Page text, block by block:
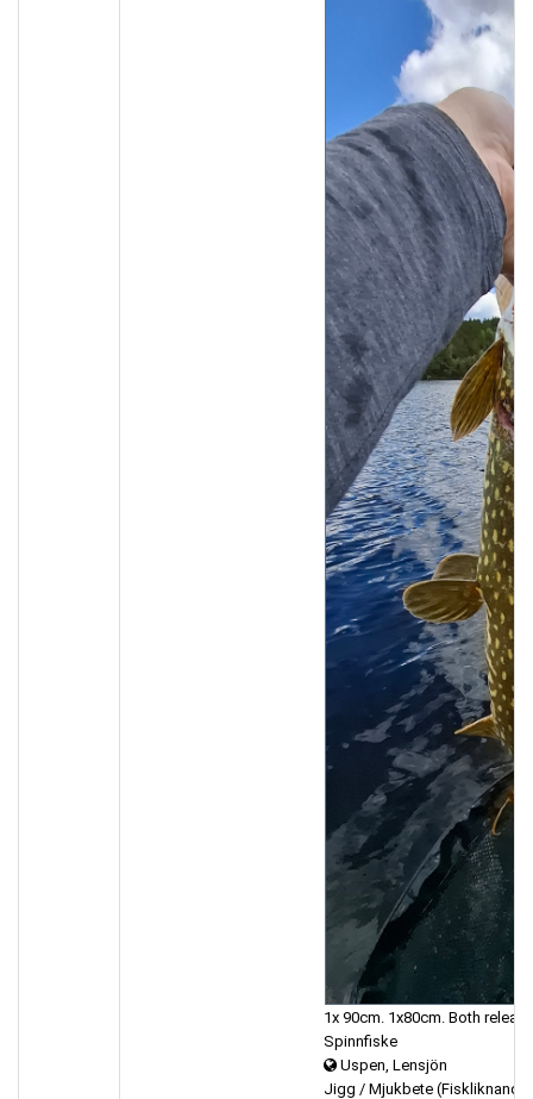
1x 90cm. 1x80cm. Both
Spinnfiske
Uspen, Lensjön
Jigg / Mjukbete (Fiskliknande)